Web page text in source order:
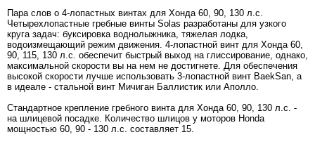
Пара слов о 4-лопастных винтах для Хонда 60, 90, 130 л.с.
Четырехлопастные гребные винты Solas разработаны для узкого
круга задач: буксировка воднолыжника, тяжелая лодка,
водоизмещающий режим движения. 4-лопастной винт для Хонда 60,
90, 115, 130 л.с. обеспечит быстрый выход на глиссирование, однако,
максимальной скорости вы на нем не достигнете. Для обеспечения
высокой скорости лучше использовать 3-лопастной винт BaekSan, а
в идеале - стальной винт Мичиган Баллистик или Аполло.
Стандартное крепление гребного винта для Хонда 60, 90, 130 л.с. -
на шлицевой посадке. Количество шлицов у моторов Honda
мощностью 60, 90 - 130 л.с. составляет 15.